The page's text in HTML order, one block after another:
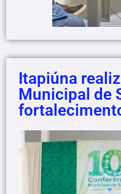
Itapiúna
Municipal de